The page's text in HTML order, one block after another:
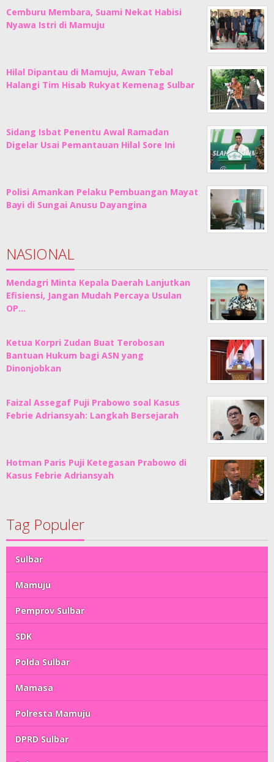
Cemburu Membara, Suami Nekat Habisi
Nyawa Istri di Mamuju
Hilal Dipantau di Mamuju, Awan Tebal
Halangi Tim Hisab Rukyat Kemenag Sulbar
Sidang Isbat Penentu Awal Ramadan
Digelar Usai Pemantauan Hilal Sore Ini
Polisi Amankan Pelaku Pembuangan Mayat
Bayi di Sungai Anusu Dayangina
NASIONAL
Mendagri Minta Kepala Daerah Lanjutkan
Efisiensi, Jangan Mudah Percaya Usulan
OP…
Ketua Korpri Zudan Buat Terobosan
Bantuan Hukum bagi ASN yang
Dinonjobkan
Faizal Assegaf Puji Prabowo soal Kasus
Febrie Adriansyah: Langkah Bersejarah
Hotman Paris Puji Ketegasan Prabowo di
Kasus Febrie Adriansyah
Tag Populer
Sulbar
Mamuju
Pemprov Sulbar
SDK
Polda Sulbar
Mamasa
Polresta Mamuju
DPRD Sulbar